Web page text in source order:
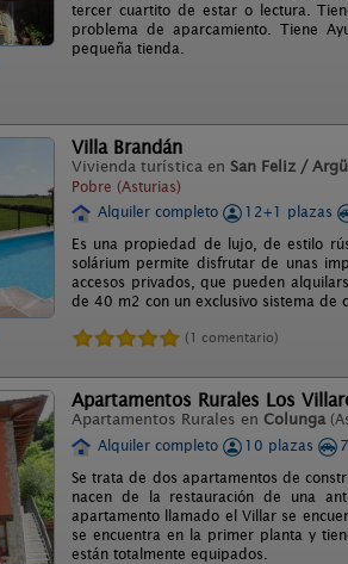
tercer cuartito de estar o lectura.
problema de aparcamiento. Tiene
pequeña tienda.
Villa Brandán
Vivienda turística en San Feliz /
Pobre (Asturias)
Alquiler completo 12+1 plazas
Es una propiedad de lujo, de estilo
solárium permite disfrutar de unas
accesos privados, que pueden
de 40 m2 con un exclusivo sistema de
(1 comentario)
Apartamentos Rurales Los
Apartamentos Rurales en Colunga
Alquiler completo
10 plazas
Se trata de dos apartamentos de
nacen de la restauración de una
apartamento llamado el Villar se
se encuentra en la primer planta y
están totalmente equipados.